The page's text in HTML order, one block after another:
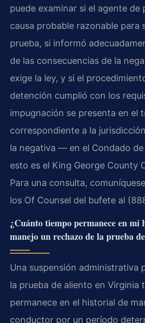
puede examinar si el agente de
causa probable razonable para
prueba, si informó
de las consecuencias de la
exige la ley, y si el
detención cumplió con los
impugnación se presenta en el
correspondiente a la
la negativa — en el Condado
esto es el King George County
Para una consulta,
los Of Counsel del bufete al
¿Cuánto tiempo permanece en mi
manejo un rechazo de la prueba
Una suspensión administrativa
la prueba de aliento en Virginia
permanece en el historial de
conductor por un período